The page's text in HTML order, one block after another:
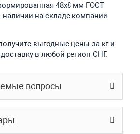
48х8 мм ГОСТ
наличии на складе компании
выгодные цены за кг и
в любой регион СНГ.
вопросы